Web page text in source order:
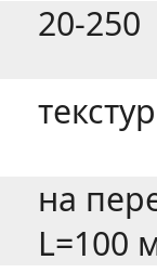
20-250
на
L=100